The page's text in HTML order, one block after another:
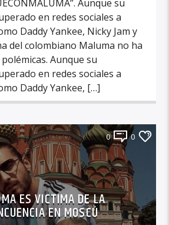
Aunque su
en redes sociales a
Daddy Yankee, Nicky Jam y
del colombiano Maluma no ha
Aunque su
en redes sociales a
Daddy Yankee, […]
0 0
ES VICTIMA DE LA
EN MOSCÚ